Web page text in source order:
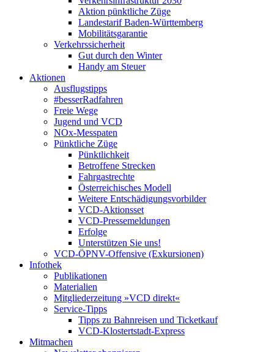
Aktion pünktliche Züge
Landestarif Baden-Württemberg
Mobilitätsgarantie
Verkehrssicherheit
Gut durch den Winter
Handy am Steuer
Aktionen
Ausflugstipps
#besserRadfahren
Freie Wege
Jugend und VCD
NOx-Messpaten
Pünktliche Züge
Pünktlichkeit
Betroffene Strecken
Fahrgastrechte
Österreichisches Modell
Weitere Entschädigungsvorbilder
VCD-Aktionsset
VCD-Pressemeldungen
Erfolge
Unterstützen Sie uns!
VCD-ÖPNV-Offensive (Exkursionen)
Infothek
Publikationen
Materialien
Mitgliederzeitung »VCD direkt«
Service-Tipps
Tipps zu Bahnreisen und Ticketkauf
VCD-Klostertstadt-Express
Mitmachen